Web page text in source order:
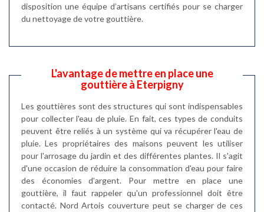
disposition une équipe d’artisans certifiés pour se charger
du nettoyage de votre gouttière.
L'avantage de mettre en place une
gouttière à Eterpigny
Les gouttières sont des structures qui sont indispensables
pour collecter l'eau de pluie. En fait, ces types de conduits
peuvent être reliés à un système qui va récupérer l'eau de
pluie. Les propriétaires des maisons peuvent les utiliser
pour l'arrosage du jardin et des différentes plantes. Il s'agit
d'une occasion de réduire la consommation d'eau pour faire
des économies d'argent. Pour mettre en place une
gouttière, il faut rappeler qu'un professionnel doit être
contacté. Nord Artois couverture peut se charger de ces